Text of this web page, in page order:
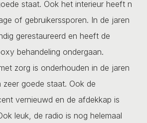
staat. Ook het interieur heeft n
of gebruikerssporen. In de jaren
gerestaureerd en heeft de
behandeling ondergaan.
zorg is onderhouden in de jaren
zeer goede staat. Ook de
vernieuwd en de afdekkap is
leuk, de radio is nog helemaal